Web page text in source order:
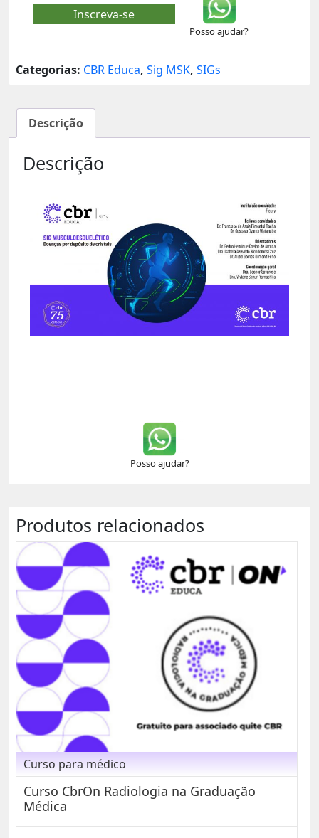
Inscreva-se
Posso ajudar?
Categorias: CBR Educa, Sig MSK, SIGs
Descrição
Descrição
Posso ajudar?
Produtos relacionados
Curso para médico
Curso CbrOn Radiologia na Graduação
Médica